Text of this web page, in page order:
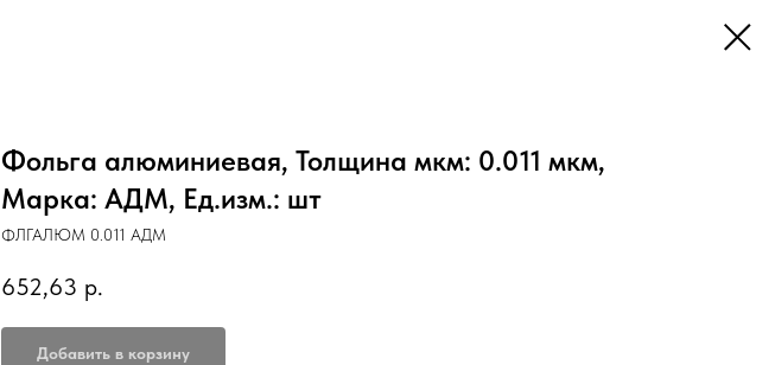
Фольга алюминиевая, Толщина мкм: 0.011 мкм,
Марка: АДМ, Ед.изм.: шт
ФЛГАЛЮМ 0.011 АДМ
652,63 р.
Добавить в корзину